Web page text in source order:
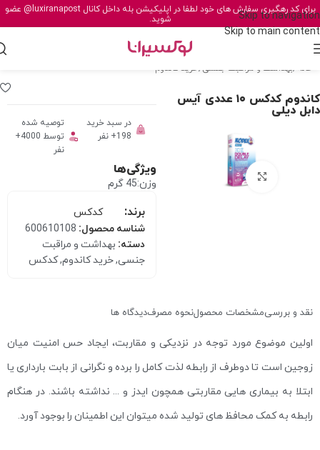
Skip to navigation
Skip to main content
برای کد رهگیری سفارش های خود لطفا در اپلیکیشن بله داخل کانال@luxiranapost عضو
شوید.
خانه /بهداشت و مراقبت جنسی / خرید کاندوم
کاندوم کدکس ۱۰ عددی آیس
دابل دیلی
برای بزرگنمایی کلیک کنید
در سبد خرید
198+ نفر
توصیه شده
توسط 4000+
نفر
ویژگی‌ها
وزن:45 گرم
برند:
کدکس
شناسه محصول: 600610108
دسته: بهداشت و مراقبت
جنسی,خرید کاندوم,کدکس
نقد و بررسیمشخصات محصولنحوه مصرفدیدگاه ها
اولین موضوع مورد توجه در نزدیکی و مقاربت، ایجاد حس امنیت میان
زوجین است تا دوطرف از رابطه لذت کامل را برده و نگرانی از بابت بارداری یا
ابتلا به بیماری هایی مقاربتی همچون ایدز و … نداشته باشند. در هنگام
رابطه به کمک محافظ های تولید شده میتوان این اطمینان را بوجود آورد.